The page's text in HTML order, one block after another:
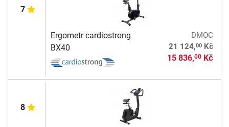
7
Ergometr cardiostrong
BX40
DMOC
21 124,00Kč
15 836,00Kč
8